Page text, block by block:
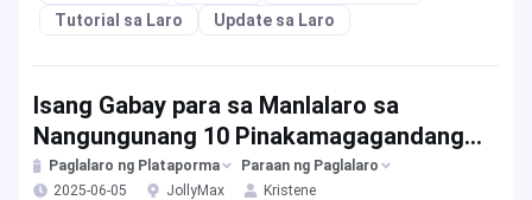
Tutorial sa Laro
Update sa Laro
Isang Gabay para sa Manlalaro sa
Nangungunang 10 Pinakamagagandang
Laro sa Roblox Platform ngayong 2025
Paglalaro ng Plataporma
Paraan ng Paglalaro
2025-06-05
JollyMax Kristene